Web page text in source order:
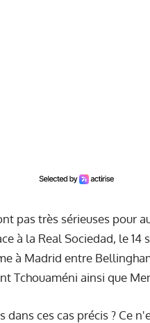
pas très sérieuses pour
à la Real Sociedad, le 14
à Madrid entre
Tchouaméni ainsi que
ces cas précis ? Ce